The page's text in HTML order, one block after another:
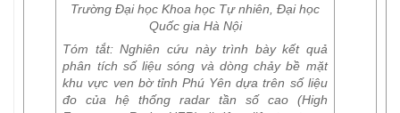
Trường Đại học Khoa học Tự nhiên, Đại học
Quốc gia Hà Nội
Tóm tắt:Nghiên cứu này trình bày kết quả
phân tích số liệu sóng và dòng chảy bề mặt
khu vực ven bờ tỉnh Phú Yên dựa trên số liệu
đo của hệ thống radar tần số cao (High